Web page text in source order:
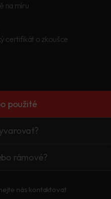
na míru
certifikát o zkoušce
použité
rámové?
nás kontaktovat